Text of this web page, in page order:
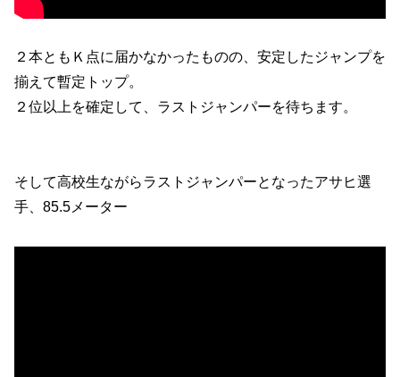
２本ともＫ点に届かなかったものの、安定したジャンプを
揃えて暫定トップ。
２位以上を確定して、ラストジャンパーを待ちます。
そして高校生ながらラストジャンパーとなったアサヒ選
手、85.5メーター